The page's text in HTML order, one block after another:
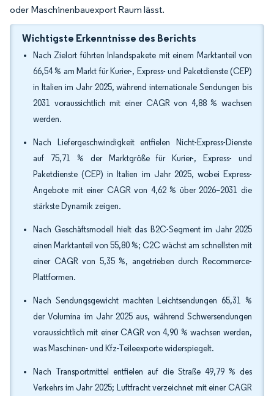
oder Maschinenbauexport Raum lässt.
Wichtigste Erkenntnisse des Berichts
Nach Zielort führten Inlandspakete mit einem Marktanteil von
66,54 % am Markt für Kurier-, Express- und Paketdienste (CEP)
in Italien im Jahr 2025, während internationale Sendungen bis
2031 voraussichtlich mit einer CAGR von 4,88 % wachsen
werden.
Nach Liefergeschwindigkeit entfielen Nicht-Express-Dienste
auf 75,71 % der Marktgröße für Kurier-, Express- und
Paketdienste (CEP) in Italien im Jahr 2025, wobei Express-
Angebote mit einer CAGR von 4,62 % über 2026–2031 die
stärkste Dynamik zeigen.
Nach Geschäftsmodell hielt das B2C-Segment im Jahr 2025
einen Marktanteil von 55,80 %; C2C wächst am schnellsten mit
einer CAGR von 5,35 %, angetrieben durch Recommerce-
Plattformen.
Nach Sendungsgewicht machten Leichtsendungen 65,31 %
der Volumina im Jahr 2025 aus, während Schwersendungen
voraussichtlich mit einer CAGR von 4,90 % wachsen werden,
was Maschinen- und Kfz-Teileexporte widerspiegelt.
Nach Transportmittel entfielen auf die Straße 49,79 % des
Verkehrs im Jahr 2025; Luftfracht verzeichnet mit einer CAGR